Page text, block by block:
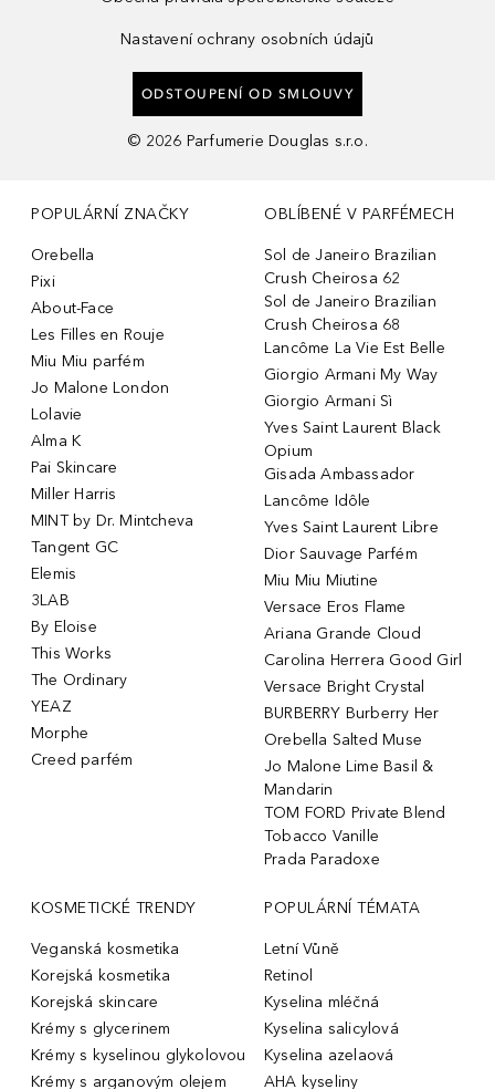
Nastavení ochrany osobních údajů
ODSTOUPENÍ OD SMLOUVY
© 2026 Parfumerie Douglas s.r.o.
POPULÁRNÍ ZNAČKY
Orebella
Pixi
About-Face
Les Filles en Rouje
Miu Miu parfém
Jo Malone London
Lolavie
Alma K
Pai Skincare
Miller Harris
MINT by Dr. Mintcheva
Tangent GC
Elemis
3LAB
By Eloise
This Works
The Ordinary
YEAZ
Morphe
Creed parfém
OBLÍBENÉ V PARFÉMECH
Sol de Janeiro Brazilian
Crush Cheirosa 62
Sol de Janeiro Brazilian
Crush Cheirosa 68
Lancôme La Vie Est Belle
Giorgio Armani My Way
Giorgio Armani Sì
Yves Saint Laurent Black
Opium
Gisada Ambassador
Lancôme Idôle
Yves Saint Laurent Libre
Dior Sauvage Parfém
Miu Miu Miutine
Versace Eros Flame
Ariana Grande Cloud
Carolina Herrera Good Girl
Versace Bright Crystal
BURBERRY Burberry Her
Orebella Salted Muse
Jo Malone Lime Basil &
Mandarin
TOM FORD Private Blend
Tobacco Vanille
Prada Paradoxe
KOSMETICKÉ TRENDY
Veganská kosmetika
Korejská kosmetika
Korejská skincare
Krémy s glycerinem
Krémy s kyselinou glykolovou
Krémy s arganovým olejem
POPULÁRNÍ TÉMATA
Letní Vůně
Retinol
Kyselina mléčná
Kyselina salicylová
Kyselina azelaová
AHA kyseliny